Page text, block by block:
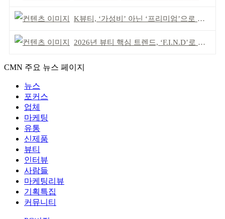
K뷰티, ‘가성비’ 아닌 ‘프리미엄’으로 승부걸어야
2026년 뷰티 핵심 트렌드, ‘F.I.N.D’로 읽는다
CMN 주요 뉴스 페이지
뉴스
포커스
업체
마케팅
유통
신제품
뷰티
인터뷰
사람들
마케팅리뷰
기획특집
커뮤니티